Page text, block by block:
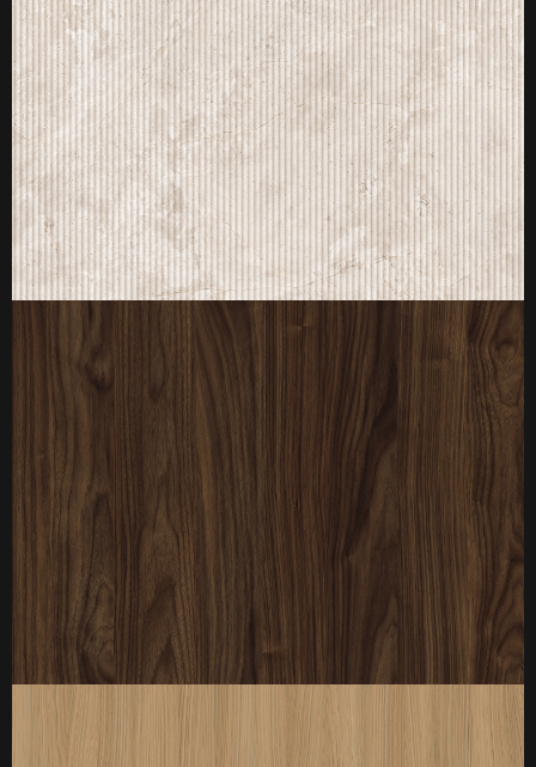
厚度：3-25mm
标准规格：
厚度：3-25mm